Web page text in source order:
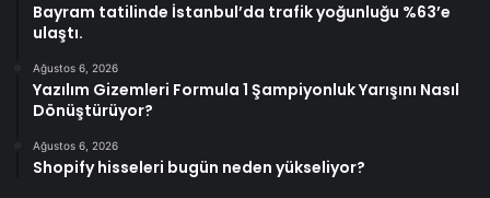
Bayram tatilinde İstanbul’da trafik yoğunluğu %63’e
ulaştı.
Ağustos 6, 2026
Yazılım Gizemleri Formula 1 Şampiyonluk Yarışını Nasıl
Dönüştürüyor?
Ağustos 6, 2026
Shopify hisseleri bugün neden yükseliyor?